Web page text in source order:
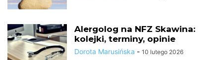
Alergolog na NFZ Skawina:
kolejki, terminy, opinie
Dorota Marusińska - 10 lutego 2026